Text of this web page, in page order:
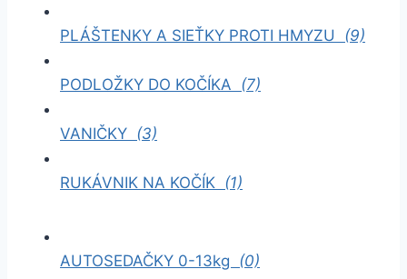
PLÁŠTENKY A SIEŤKY PROTI HMYZU (9)
PODLOŽKY DO KOČÍKA (7)
VANIČKY (3)
RUKÁVNIK NA KOČÍK (1)
AUTOSEDAČKY 0-13kg (0)